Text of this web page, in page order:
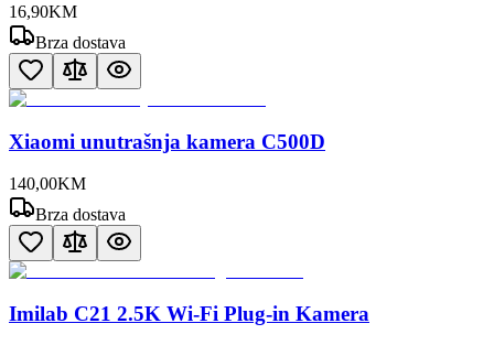
16,90KM
Brza dostava
Xiaomi unutrašnja kamera C500D
140,00KM
Brza dostava
Imilab C21 2.5K Wi-Fi Plug-in Kamera